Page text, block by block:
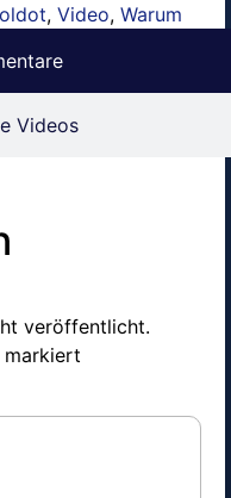
, Video, Warum
Videos
veröffentlicht.
markiert